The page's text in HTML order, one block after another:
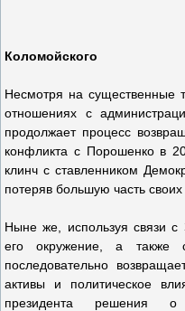
Коломойского
Несмотря на существенные
отношениях с
продолжает процесс
конфликта с Порошенко в
клинч с ставленником
потеряв большую часть своих
Ныне же, используя связи
его окружение, а также
последовательно
активы и политическое
президента решения о